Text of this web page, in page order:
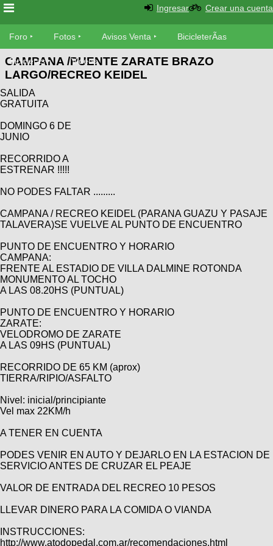
Foro
Foro
TÃ©cnica
MecÃ¡nica
Fotos
SUBÃ
tu foto
Galeria
XC
Bicicletas
Viajes
Dirt
BMX
triatlon
De
todo
Retro
Enduro
Ranking
del
DÃA
Fotos
votadas
Avisos
Ventas
SUBÃ
tu
Buscar
Fotos
Categorias
COMPRO
CANJE
Mi
ReputaciÃ³n
Mis
Compras
Mis
Ventas
as
Bicicletas
Bicicletas
Tandem
Freerider
TÃ©cnica
MecÃ¡nica
Robadas
Calendario
Videos
Cicloturismo
Salidas
de
cicloturismo
Relatos
viajes
de
viajes
Usuarios
Ãšltimos
Buscar
Amigos
de
Amigos
Ingresar Crear una cuenta
Foro Fotos Avisos Venta BicicleterÃ­as
Bicicletas Videos
CAMPANA /PUENTE ZARATE BRAZO
LARGO/RECREO KEIDEL
SALIDA
GRATUITA
DOMINGO 6 DE
JUNIO
RECORRIDO A
ESTRENAR !!!!!
NO PODES FALTAR .........
CAMPANA / RECREO KEIDEL (PARANA GUAZU Y PASAJE
TALAVERA)SE VUELVE AL PUNTO DE ENCUENTRO
PUNTO DE ENCUENTRO Y HORARIO
CAMPANA:
FRENTE AL ESTADIO DE VILLA DALMINE ROTONDA
MONUMENTO AL TOCHO
A LAS 08.20HS (PUNTUAL)
PUNTO DE ENCUENTRO Y HORARIO
ZARATE:
VELODROMO DE ZARATE
A LAS 09HS (PUNTUAL)
RECORRIDO DE 65 KM (aprox)
TIERRA/RIPIO/ASFALTO
Nivel: inicial/principiante
Vel max 22KM/h
A TENER EN CUENTA
PODES VENIR EN AUTO Y DEJARLO EN LA ESTACION DE
SERVICIO ANTES DE CRUZAR EL PEAJE
VALOR DE ENTRADA DEL RECREO 10 PESOS
LLEVAR DINERO PARA LA COMIDA O VIANDA
INSTRUCCIONES:
http://www.atodopedal.com.ar/recomendaciones.html